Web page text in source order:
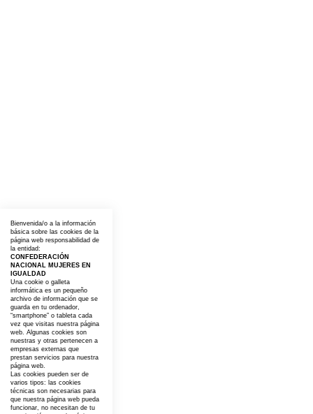
Bienvenida/o a la información
básica sobre las cookies de la
página web responsabilidad de
la entidad:
CONFEDERACIÓN
NACIONAL MUJERES EN
IGUALDAD
Una cookie o galleta
informática es un pequeño
archivo de información que se
guarda en tu ordenador,
“smartphone” o tableta cada
vez que visitas nuestra página
web. Algunas cookies son
nuestras y otras pertenecen a
empresas externas que
prestan servicios para nuestra
página web.
Las cookies pueden ser de
varios tipos: las cookies
técnicas son necesarias para
que nuestra página web pueda
funcionar, no necesitan de tu